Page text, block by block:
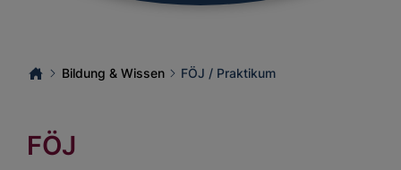
FÖJ / Praktikum
Bildung & Wissen
FÖJ